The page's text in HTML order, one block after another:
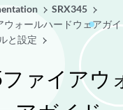
SRX345
ウォールハードウェアガ
と設定
ファイアウ